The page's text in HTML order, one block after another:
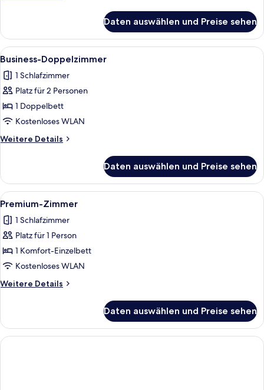
Daten auswählen und Preise sehen
Alle
Fotos
für
Business-
Doppelzimmer
anzeigen
Ein Hotelzimmer mit zwei Betten,
3
Business-Doppelzimmer
1 Schlafzimmer
Platz für 2 Personen
1 Doppelbett
Kostenloses WLAN
Weitere Details
Weitere
Doppelzimmer
Daten auswählen und Preise sehen
Alle
Fotos
für
Premium-
Zimmer
anzeigen
Ein Hotelzimmer mit einem Bett,
4
Premium-Zimmer
1 Schlafzimmer
Platz für 1 Person
1 Komfort-Einzelbett
Kostenloses WLAN
Weitere Details
Weitere
Zimmer
Daten auswählen und Preise sehen